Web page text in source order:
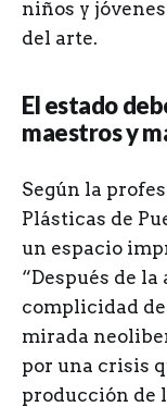
niños y
del arte.
El estado
maestros y
Según la
Plásticas de
un espacio
“Después de
complicidad
mirada
por una crisis
producción de